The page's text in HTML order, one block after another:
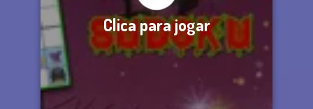
Clica para jogar